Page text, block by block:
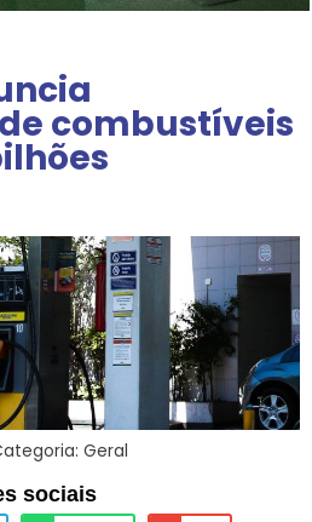
combustíveis
Geral
sociais